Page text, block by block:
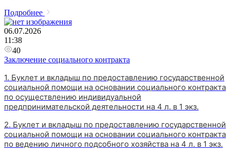
Подробнее
06.07.2026
11:38
40
Заключение социального контракта
1. Буклет и вкладыш по предоставлению государственной
социальной помощи на основании социального контракта
по осуществлению индивидуальной
предпринимательской деятельности на 4 л. в 1 экз.
2. Буклет и вкладыш по предоставлению государственной
социальной помощи на основании социального контракта
по ведению личного подсобного хозяйства на 4 л. в 1 экз.